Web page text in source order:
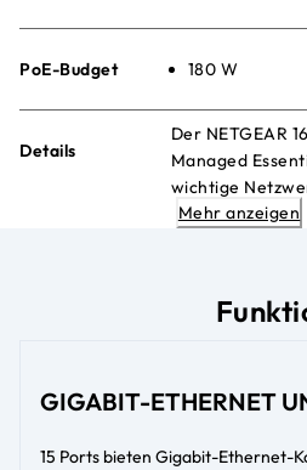
PoE-Budget 180 W
Details
Der NETGEAR
Managed
wichtige
Unternehmen
Mehr anzeigen
GIGABIT-ETHERNET
15 Ports bieten Gigabit-Ethernet-